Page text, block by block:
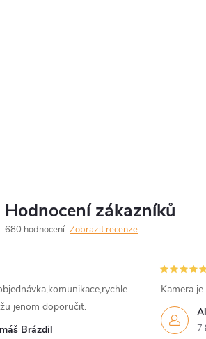
Hodnocení zákazníků
680 hodnocení Zobrazit recenze
Brázdil
jenom doporučit.
Kamera